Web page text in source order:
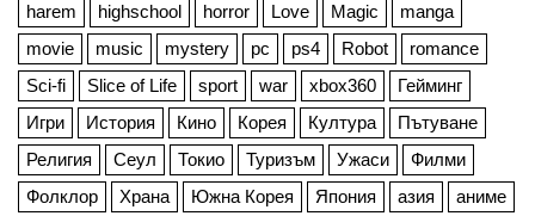
harem
highschool horror Love Magic
manga
movie
music mystery pc ps4 Robot
romance
Sci-fi
Slice of Life sport war xbox360
Гейминг
Игри
История Кино Корея Култура
Пътуване
Религия
Сеул Токио Туризъм Ужаси
Филми
Фолклор
Храна Южна Корея Япония азия аниме